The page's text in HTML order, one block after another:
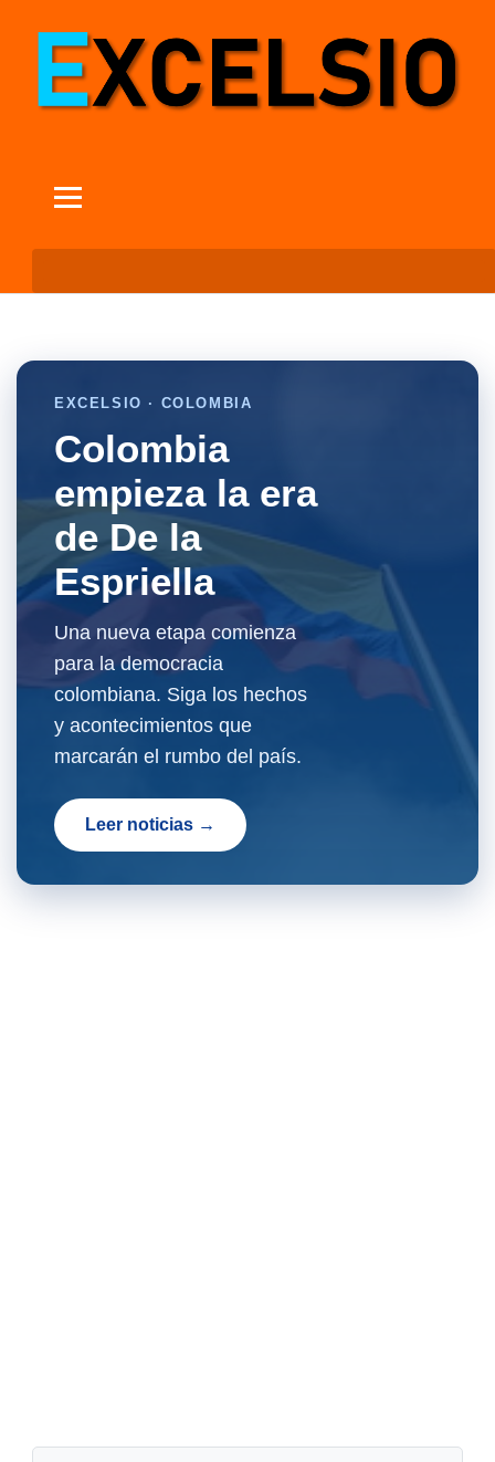
EXCELSIO · COLOMBIA
Colombia
empieza la era
de De la
Espriella
Una nueva etapa comienza
para la democracia
colombiana. Siga los hechos
y acontecimientos que
marcarán el rumbo del país.
Leer noticias →